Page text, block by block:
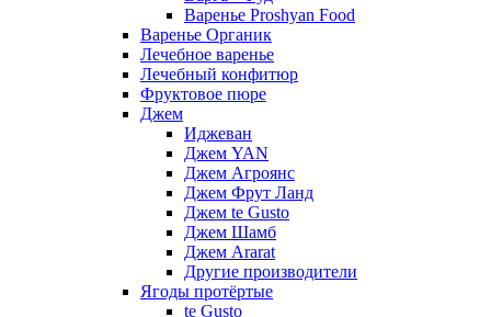
Варенье Proshyan Food
Варенье Органик
Лечебное варенье
Лечебный конфитюр
Фруктовое пюре
Джем
Иджеван
Джем YAN
Джем Агроянс
Джем Фрут Ланд
Джем te Gusto
Джем Шамб
Джем Ararat
Другие производители
Ягоды протёртые
te Gusto